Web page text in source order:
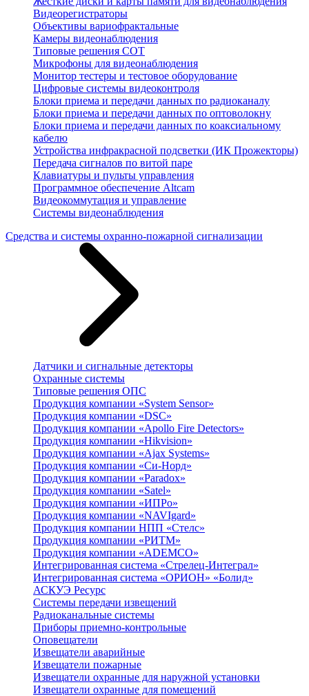
Видеорегистраторы
Объективы вариофрактальные
Камеры видеонаблюдения
Типовые решения СОТ
Микрофоны для видеонаблюдения
Монитор тестеры и тестовое оборудование
Цифровые системы видеоконтроля
Блоки приема и передачи данных по радиоканалу
Блоки приема и передачи данных по оптоволокну
Блоки приема и передачи данных по коаксиальному
кабелю
Устройства инфракрасной подсветки (ИК Прожекторы)
Передача сигналов по витой паре
Клавиатуры и пульты управления
Программное обеспечение Altcam
Видеокоммутация и управление
Системы видеонаблюдения
Средства и системы охранно-пожарной сигнализации
Датчики и сигнальные детекторы
Охранные системы
Типовые решения ОПС
Продукция компании «System Sensor»
Продукция компании «DSC»
Продукция компании «Apollo Fire Detectors»
Продукция компании «Hikvision»
Продукция компании «Ajax Systems»
Продукция компании «Си-Норд»
Продукция компании «Paradox»
Продукция компании «Satel»
Продукция компании «ИПРо»
Продукция компании «NAVIgard»
Продукция компании НПП «Стелс»
Продукция компании «РИТМ»
Продукция компании «ADEMCO»
Интегрированная система «Стрелец-Интеграл»
Интегрированная система «ОРИОН» «Болид»
АСКУЭ Ресурс
Системы передачи извещений
Радиоканальные системы
Приборы приемно-контрольные
Оповещатели
Извещатели аварийные
Извещатели пожарные
Извещатели охранные для наружной установки
Извещатели охранные для помещений